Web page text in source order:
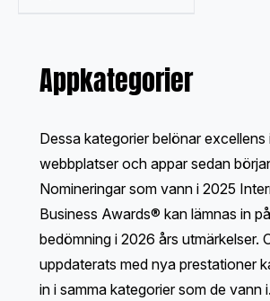
Appkategorier
Dessa kategorier belönar excellens
webbplatser och appar sedan
Nomineringar som vann i 2025
Business Awards® kan lämnas in
bedömning i 2026 års utmärkelser.
uppdaterats med nya prestationer
in i samma kategorier som de vann